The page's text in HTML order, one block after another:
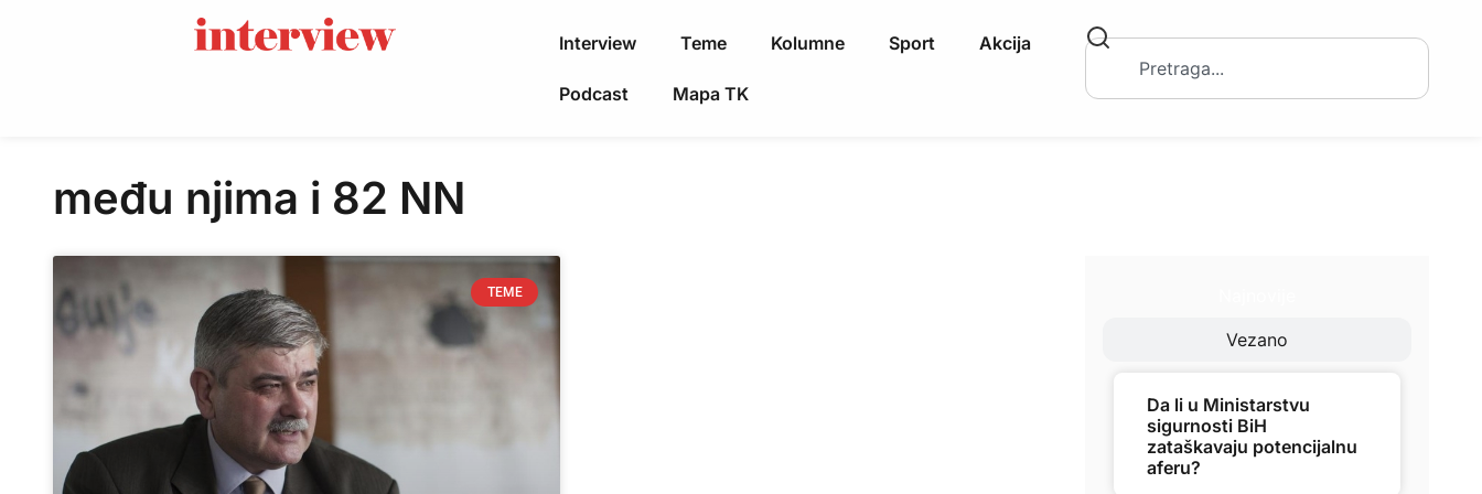
Interview Teme Kolumne Sport Akcija
Podcast Mapa TK
među njima i 82 NN
TEME
Vezano
Da li u Ministarstvu
sigurnosti BiH
zataškavaju potencijalnu
aferu?